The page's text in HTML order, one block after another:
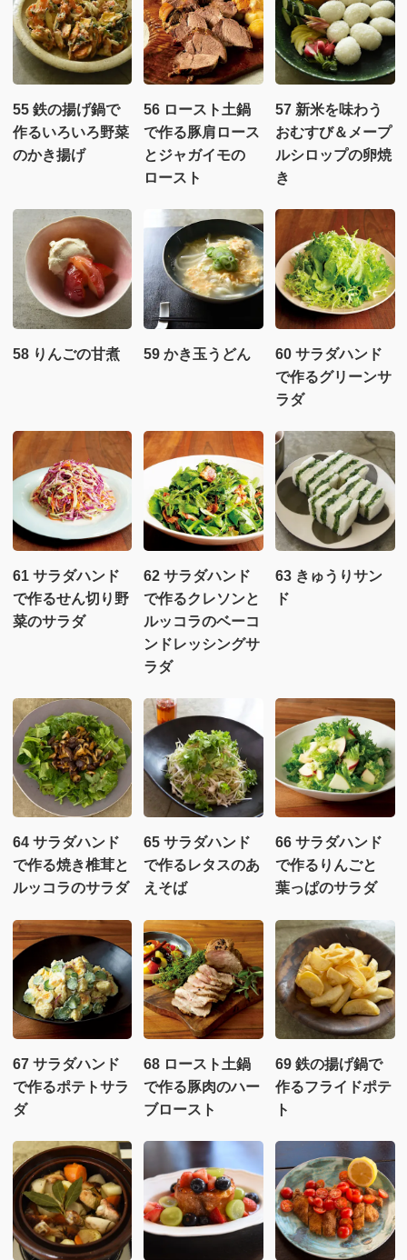
55 鉄の揚げ鍋で
作るいろいろ野菜
のかき揚げ
56 ロースト土鍋
で作る豚肩ロース
とジャガイモの
ロースト
57 新米を味わう
おむすび＆メープ
ルシロップの卵焼
き
58 りんごの甘煮 59 かき玉うどん
60 サラダハンド
で作るグリーンサ
ラダ
61 サラダハンド
で作るせん切り野
菜のサラダ
62 サラダハンド
で作るクレソンと
ルッコラのベーコ
ンドレッシングサ
ラダ
63 きゅうりサン
ド
64 サラダハンド
で作る焼き椎茸と
ルッコラのサラダ
65 サラダハンド
で作るレタスのあ
えそば
66 サラダハンド
で作るりんごと
葉っぱのサラダ
67 サラダハンド
で作るポテトサラ
ダ
68 ロースト土鍋
で作る豚肉のハー
ブロースト
69 鉄の揚げ鍋で
作るフライドポテ
ト